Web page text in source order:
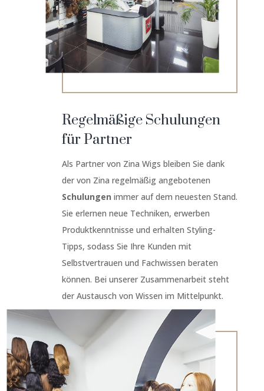
Regelmäßige Schulungen
für Partner
Als Partner von Zina Wigs bleiben Sie dank
der von Zina regelmäßig angebotenen
Schulungen immer auf dem neuesten Stand.
Sie erlernen neue Techniken, erwerben
Produktkenntnisse und erhalten Styling-
Tipps, sodass Sie Ihre Kunden mit
Selbstvertrauen und Fachwissen beraten
können. Bei unserer Zusammenarbeit steht
der Austausch von Wissen im Mittelpunkt.